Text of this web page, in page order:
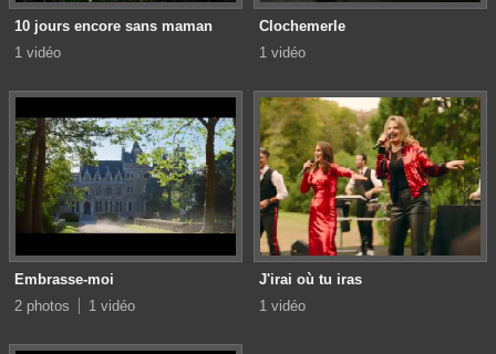
10 jours encore sans maman
1 vidéo
Clochemerle
1 vidéo
Embrasse-moi
2 photos
1 vidéo
J'irai où tu iras
1 vidéo